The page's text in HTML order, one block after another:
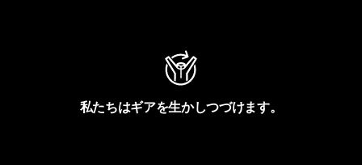
私たちはギアを生かしつづけます。